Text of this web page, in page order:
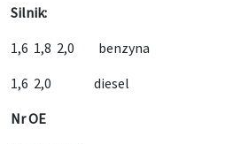
Silnik:
1,6 1,8 2,0 benzyna
1,6 2,0 diesel
Nr OE